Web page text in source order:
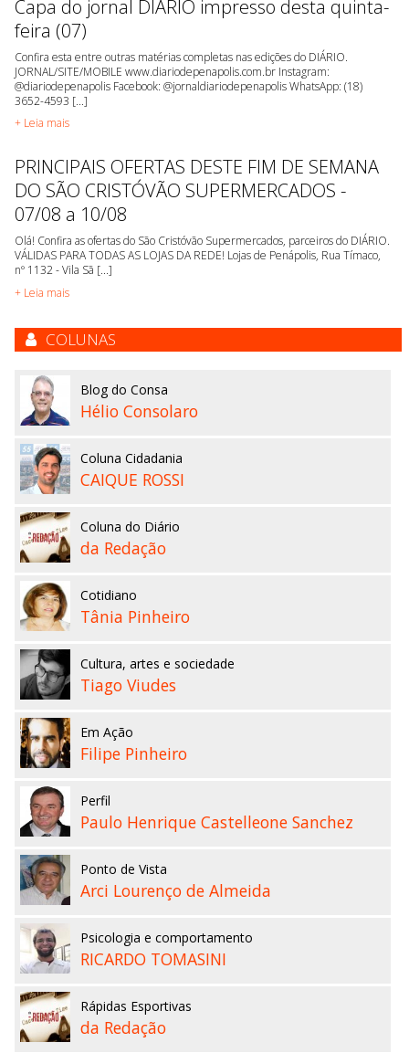
Capa do jornal DIÁRIO impresso desta quinta-
feira (07)
Confira esta entre outras matérias completas nas edições do DIÁRIO.
JORNAL/SITE/MOBILE www.diariodepenapolis.com.br Instagram:
@diariodepenapolis Facebook: @jornaldiariodepenapolis WhatsApp: (18)
3652-4593 [...]
+ Leia mais
PRINCIPAIS OFERTAS DESTE FIM DE SEMANA
DO SÃO CRISTÓVÃO SUPERMERCADOS -
07/08 a 10/08
Olá! Confira as ofertas do São Cristóvão Supermercados, parceiros do DIÁRIO.
VÁLIDAS PARA TODAS AS LOJAS DA REDE! Lojas de Penápolis, Rua Tímaco,
nº 1132 - Vila Sã [...]
+ Leia mais
COLUNAS
Blog do Consa
Hélio Consolaro
Coluna Cidadania
CAIQUE ROSSI
Coluna do Diário
da Redação
Cotidiano
Tânia Pinheiro
Cultura, artes e sociedade
Tiago Viudes
Em Ação
Filipe Pinheiro
Perfil
Paulo Henrique Castelleone Sanchez
Ponto de Vista
Arci Lourenço de Almeida
Psicologia e comportamento
RICARDO TOMASINI
Rápidas Esportivas
da Redação